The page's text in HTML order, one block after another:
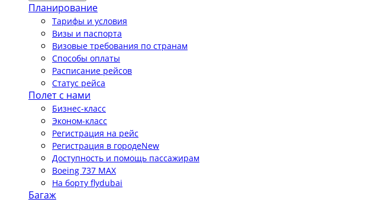
Планирование
Тарифы и условия
Визы и паспорта
Визовые требования по странам
Способы оплаты
Расписание рейсов
Статус рейса
Полет с нами
Бизнес-класс
Эконом-класс
Регистрация на рейс
Регистрация в городеNew
Доступность и помощь пассажирам
Boeing 737 MAX
На борту flydubai
Багаж